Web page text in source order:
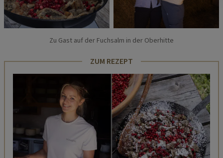
Zu Gast auf der Fuchsalm in der Oberhitte
ZUM REZEPT